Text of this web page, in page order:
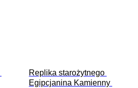
Replika starożytnego
Egipcjanina Kamienny